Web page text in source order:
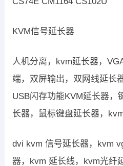
KVM信号延长器
人机分离，kvm延长器，
端，双屏输出，双网线延长
USB闪存功能KVM延长器，
长器，鼠标键盘延长器，
dvi kvm 信号延长器，kvm
器，kvm 延长线，kvm光纤